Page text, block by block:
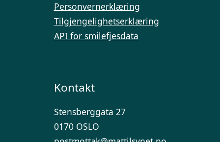
Personvernerklæring
Tilgjengelighetserklæring
API for smilefjesdata
Kontakt
Stensberggata 27
0170 OSLO